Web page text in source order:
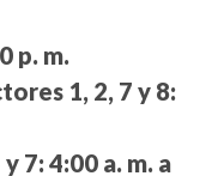
p. m.
1, 2, 7 y 8:
7: 4:00 a. m. a